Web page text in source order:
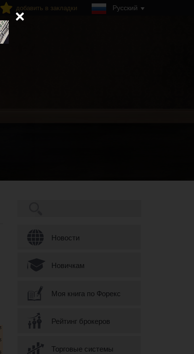
добавить в закладки Русский
Новости
Новичкам
Моя книга по Форекс
Рейтинг брокеров
Торговые системы